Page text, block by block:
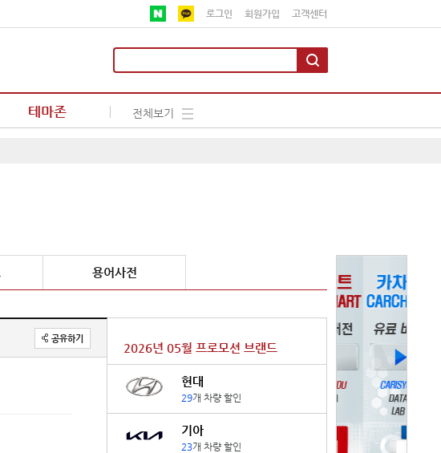
로그인 회원가입 고객센터
테마존 전체보기
용어사전
공유하기
2026년 05월 프로모션 브랜드
현대
29개 차량 할인
기아
23개 차량 할인